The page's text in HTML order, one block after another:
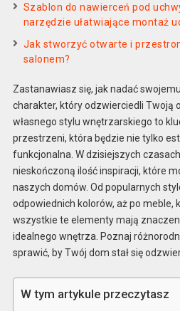
Szablon do nawierceń pod
narzędzie ułatwiające montaż
Jak stworzyć otwarte i
salonem?
Zastanawiasz się, jak nadać
charakter, który odzwierciedli Twoją
własnego stylu wnętrzarskiego to
przestrzeni, która będzie nie tylko
funkcjonalna. W dzisiejszych
nieskończoną ilość inspiracji, które
naszych domów. Od popularnych
odpowiednich kolorów, aż po meble,
wszystkie te elementy mają
idealnego wnętrza. Poznaj
sprawić, by Twój dom stał się
W tym artykule przeczytasz